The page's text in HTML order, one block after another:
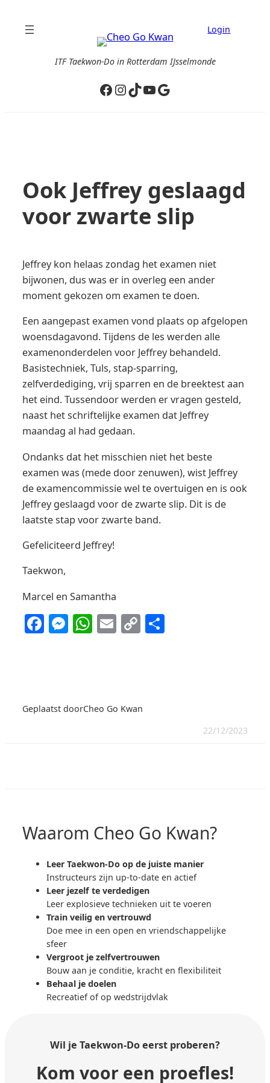
Login
ITF Taekwon-Do in Rotterdam IJsselmonde
Facebook
Instagram
TikTok
YouTube
Google
Ook Jeffrey geslaagd
voor zwarte slip
Jeffrey kon helaas zondag het examen niet
bijwonen, dus was er in overleg een ander
moment gekozen om examen te doen.
Een aangepast examen vond plaats op afgelopen
woensdagavond. Tijdens de les werden alle
examenonderdelen voor Jeffrey behandeld.
Basistechniek, Tuls, stap-sparring,
zelfverdediging, vrij sparren en de breektest aan
het eind. Tussendoor werden er vragen gesteld,
naast het schriftelijke examen dat Jeffrey
maandag al had gedaan.
Ondanks dat het misschien niet het beste
examen was (mede door zenuwen), wist Jeffrey
de examencommissie wel te overtuigen en is ook
Jeffrey geslaagd voor de zwarte slip. Dit is de
laatste stap voor zwarte band.
Gefeliciteerd Jeffrey!
Taekwon,
Marcel en Samantha
Facebook
Messenger
WhatsApp
Email
CopyDelen
Geplaatst doorCheo Go Kwan
22/12/2023
Waarom Cheo Go Kwan?
Leer Taekwon-Do op de juiste manier
Instructeurs zijn up-to-date en actief
Leer jezelf te verdedigen
Leer explosieve technieken uit te voeren
Train veilig en vertrouwd
Doe mee in een open en vriendschappelijke
sfeer
Vergroot je zelfvertrouwen
Bouw aan je conditie, kracht en flexibiliteit
Behaal je doelen
Recreatief of op wedstrijdvlak
Wil je Taekwon-Doeerst proberen?
Kom voor een proefles!